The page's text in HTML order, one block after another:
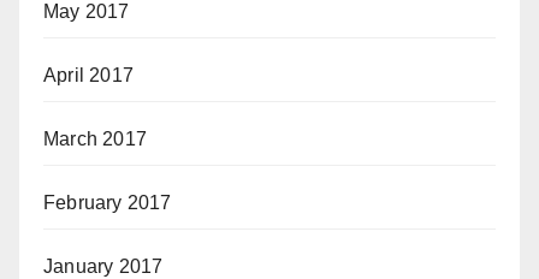
May 2017
April 2017
March 2017
February 2017
January 2017